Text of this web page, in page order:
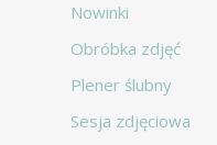
Nowinki
Obróbka zdjęć
Plener ślubny
Sesja zdjęciowa